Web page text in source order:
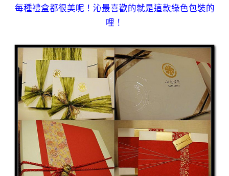
每種禮盒都很美呢！沁最喜歡的就是這款綠色包裝的
哩！